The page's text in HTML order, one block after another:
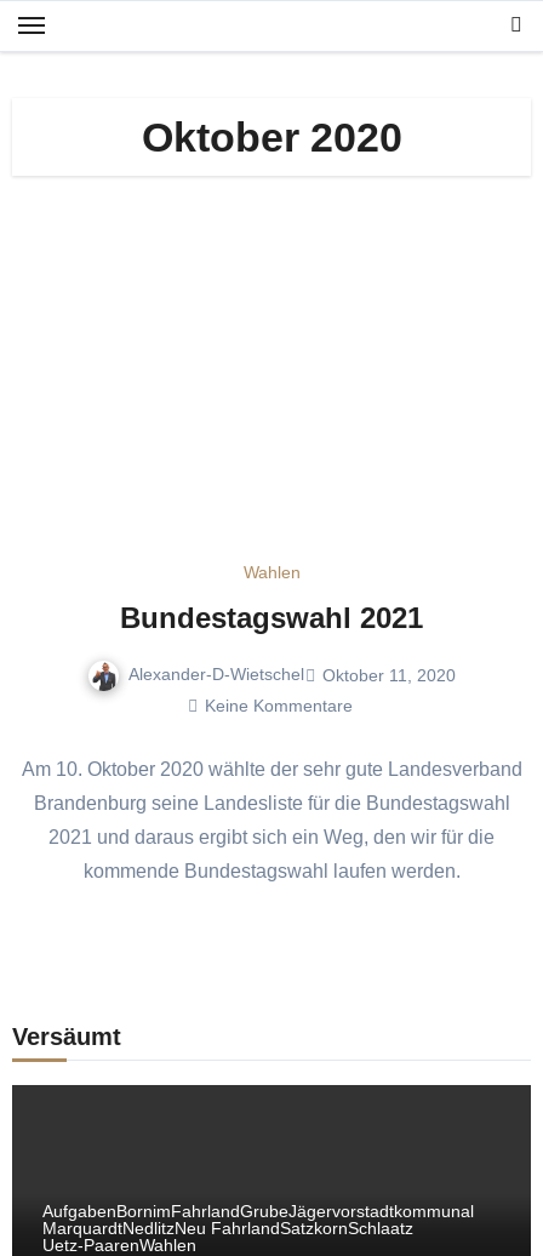
Zum
Inhalt
Oktober 2020
Wahlen
Bundestagswahl 2021
Alexander-D-Wietschel
Oktober 11, 2020
Keine Kommentare
Am 10. Oktober 2020 wählte der sehr gute Landesverband
Brandenburg seine Landesliste für die Bundestagswahl
2021 und daraus ergibt sich ein Weg, den wir für die
kommende Bundestagswahl laufen werden.
Versäumt
AufgabenBornimFahrlandGrubeJägervorstadtkommunal
MarquardtNedlitzNeu FahrlandSatzkornSchlaatz
Uetz-PaarenWahlen